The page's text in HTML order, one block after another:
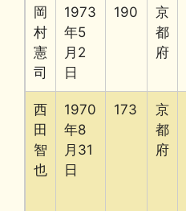
岡
村
憲
司
1973
年5
月2
日
190
京
都
府
西
田
智
也
1970
年8
月31
日
173
京
都
府